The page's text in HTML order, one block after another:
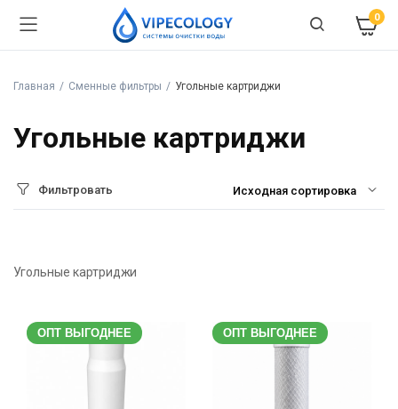
0
Главная Сменные фильтры Угольные картриджи
Угольные картриджи
Фильтровать
Угольные картриджи
ОПТ ВЫГОДНЕЕ ОПТ ВЫГОДНЕЕ